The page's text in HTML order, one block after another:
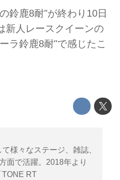
鈴鹿8耐"が終わり10日
新人レースクイーンの
ラ鈴鹿8耐"で感じたこ
様々なステージ、雑誌、
面で活躍。2018年より
TONE RT